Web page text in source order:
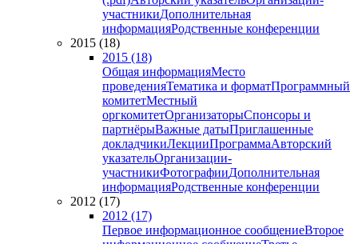
участникиДополнительная
информацияРодственные конференции
2015 (18)
2015 (18)
Общая информацияМесто
проведенияТематика и форматПрограммный
комитетМестный
оргкомитетОрганизаторыСпонсоры и
партнёрыВажные датыПриглашенные
докладчикиЛекцииПрограммаАвторский
указательОрганизации-
участникиФотографииДополнительная
информацияРодственные конференции
2012 (17)
2012 (17)
Первое информационное сообщениеВторое